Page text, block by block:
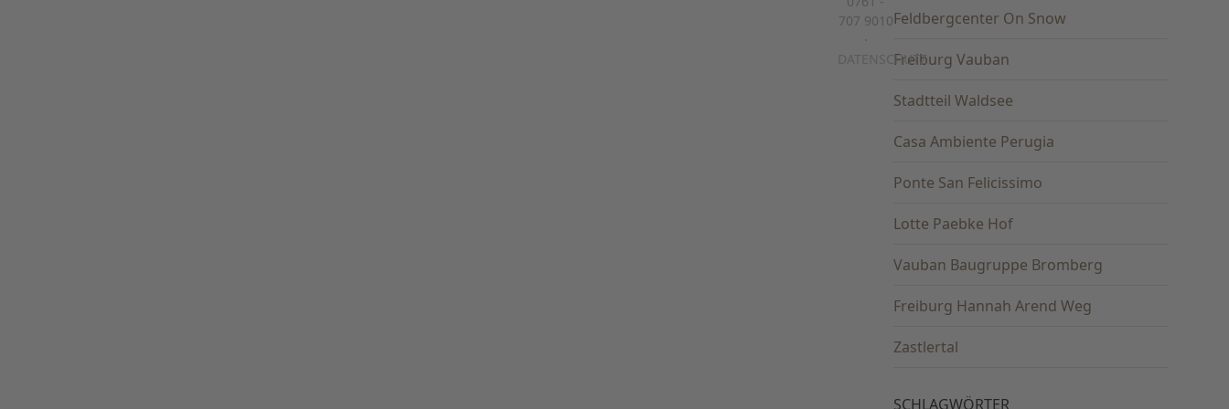
Feldbergcenter On Snow
Freiburg Vauban
Stadtteil Waldsee
Casa Ambiente Perugia
Ponte San Felicissimo
Lotte Paebke Hof
Vauban Baugruppe Bromberg
Freiburg Hannah Arend Weg
Zastlertal
SCHLAGWÖRTER
707 9010
DATENSCHUTZ